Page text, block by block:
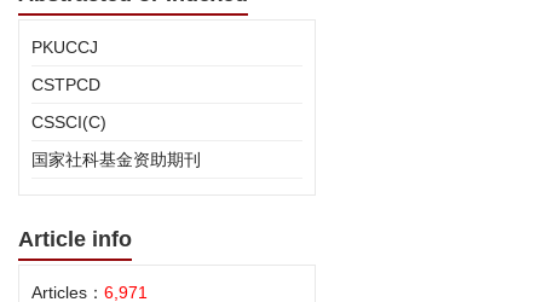
PKUCCJ
CSTPCD
CSSCI(C)
国家社科基金资助期刊
Article info
Articles： 6,971